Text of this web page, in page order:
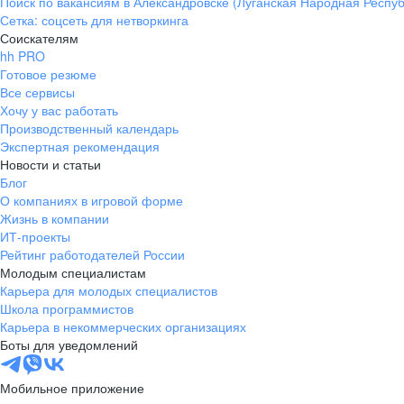
Сетка: соцсеть для нетворкинга
Соискателям
hh PRO
Готовое резюме
Все сервисы
Хочу у вас работать
Производственный календарь
Экспертная рекомендация
Новости и статьи
Блог
О компаниях в игровой форме
Жизнь в компании
ИТ-проекты
Рейтинг работодателей России
Молодым специалистам
Карьера для молодых специалистов
Школа программистов
Карьера в некоммерческих организациях
Боты для уведомлений
Мобильное приложение